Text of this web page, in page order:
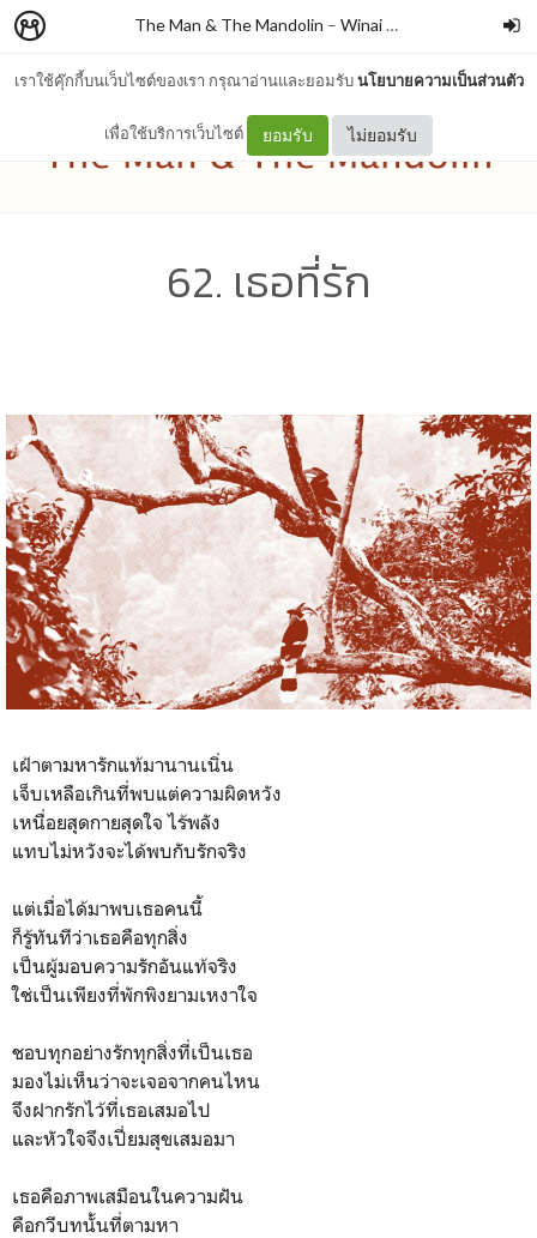
เราใช้คุ๊กกี้บนเว็บไซต์ของเรา กรุณาอ่านและยอมรับนโยบายความเป็นส่วนตัว
เพื่อใช้บริการเว็บไซต์ ยอมรับ ไม่ยอมรับ
The Man & The Mandolin – Winai Chaichana
62. เธอที่รัก
เฝ้าตามหารักแท้มานานเนิ่น
เจ็บเหลือเกินที่พบแต่ความผิดหวัง
เหนื่อยสุดกายสุดใจ ไร้พลัง
แทบไม่หวังจะได้พบกับรักจริง
แต่เมื่อได้มาพบเธอคนนี้
ก็รู้ทันทีว่าเธอคือทุกสิ่ง
เป็นผู้มอบความรักอันแท้จริง
ใช่เป็นเพียงที่พักพิงยามเหงาใจ
ชอบทุกอย่างรักทุกสิ่งที่เป็นเธอ
มองไม่เห็นว่าจะเจอจากคนไหน
จึงฝากรักไว้ที่เธอเสมอไป
และหัวใจจึงเปี่ยมสุขเสมอมา
เธอคือภาพเสมือนในความฝัน
คือกวีบทนั้นที่ตามหา